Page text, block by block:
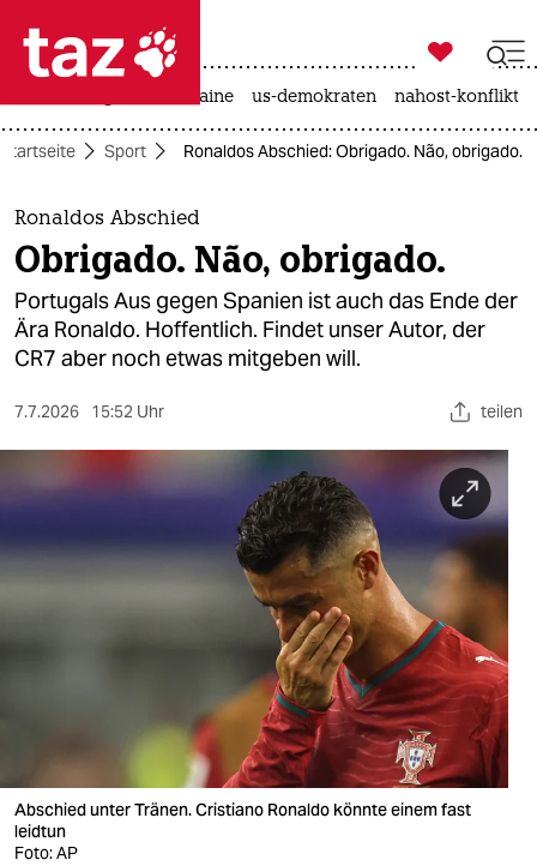
 taz zahl ich
taz zahl ich
themen
politik
öko
sport
berlin
veranstaltungen
shop

taz zahl ich
krieg in der ukraine us-demokraten nahost-konflikt
Startseite Sport Ronaldos Abschied: Obrigado. Não, obrigado.
Ronaldos Abschied
Obrigado. Não, obrigado.
Portugals Aus gegen Spanien ist auch das Ende der
Ära Ronaldo. Hoffentlich. Findet unser Autor, der
CR7 aber noch etwas mitgeben will.
7.7.2026 15:52 Uhr teilen
Abschied unter Tränen. Cristiano Ronaldo könnte einem fast
leidtun
Foto: AP